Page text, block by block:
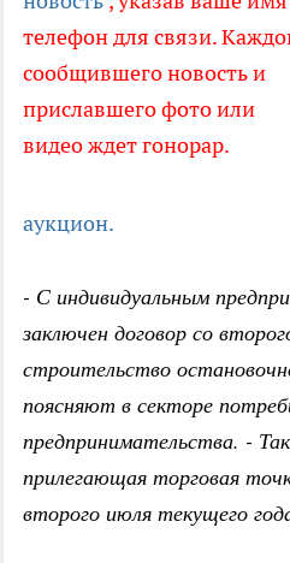
телефон для связи.
сообщившего новость и
приславшего фото или
видео ждет гонорар.
аукцион.
- С индивидуальным
заключен договор со
строительство
поясняют в секторе
предпринимательства. -
прилегающая торговая
второго июля текущего